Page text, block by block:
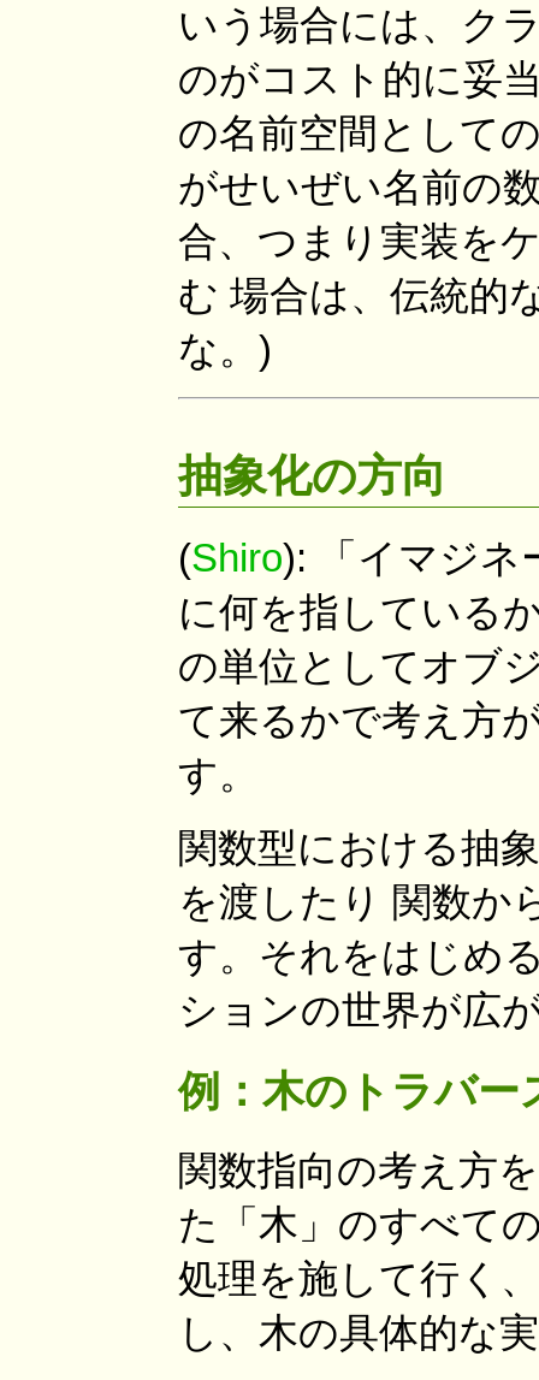
いう場合には、ク
のがコスト的に妥
の名前空間として
がせいぜい名前の
合、つまり実装を
む 場合は、伝統的
な。)
抽象化の方向
(Shiro): 「イマジネ
に何を指している
の単位としてオブ
て来るかで考え方
す。
関数型における抽
を渡したり 関数か
す。それをはじめ
ションの世界が広
例：木のトラバー
関数指向の考え方
た「木」のすべて
処理を施して行く
し、木の具体的な